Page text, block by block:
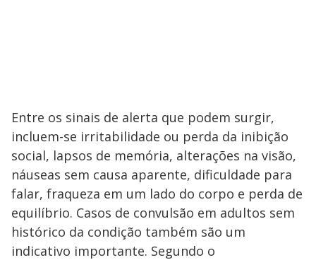
Entre os sinais de alerta que podem surgir,
incluem-se irritabilidade ou perda da inibição
social, lapsos de memória, alterações na visão,
náuseas sem causa aparente, dificuldade para
falar, fraqueza em um lado do corpo e perda de
equilíbrio. Casos de convulsão em adultos sem
histórico da condição também são um
indicativo importante. Segundo o